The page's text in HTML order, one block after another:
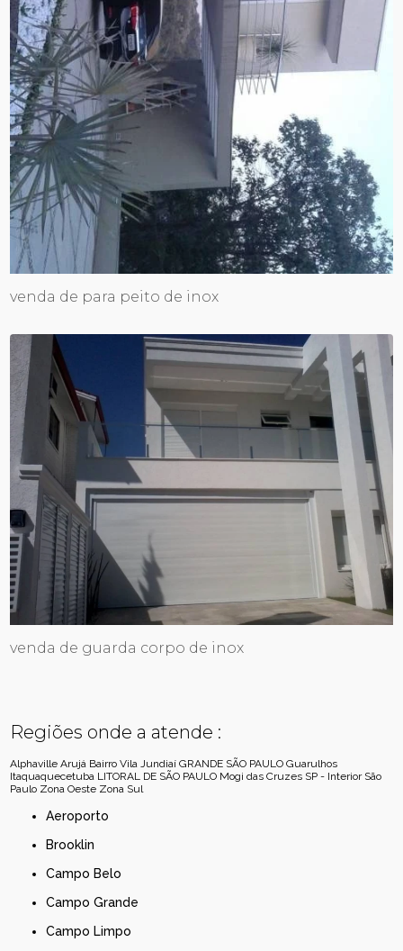
venda de para peito de inox
venda de guarda corpo de inox
Regiões onde a atende :
Alphaville Arujá Bairro Vila Jundiaí GRANDE SÃO PAULO Guarulhos
Itaquaquecetuba LITORAL DE SÃO PAULO Mogi das Cruzes SP - Interior São
Paulo Zona Oeste Zona Sul
Aeroporto
Brooklin
Campo Belo
Campo Grande
Campo Limpo